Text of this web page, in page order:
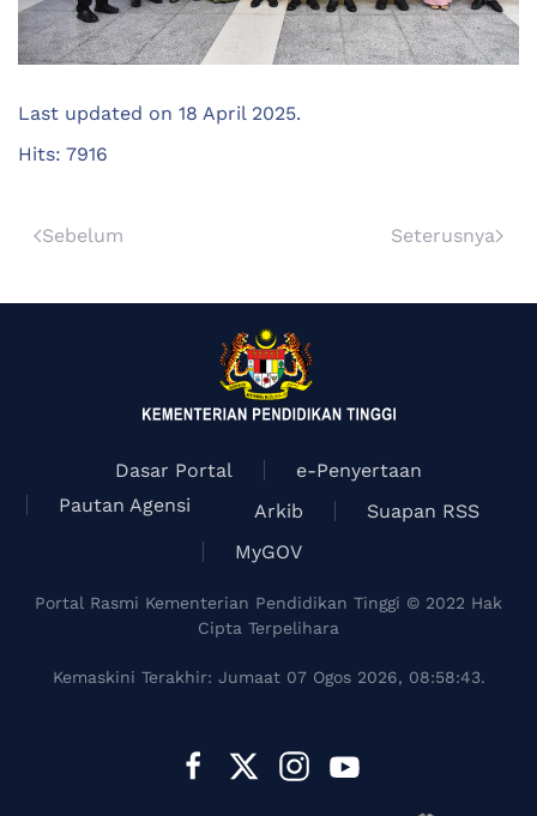
Last updated on 18 April 2025.
Hits: 7916
Sebelum Seterusnya
Dasar Portal
e-Penyertaan
Pautan Agensi
Arkib
Suapan RSS
MyGOV
Portal Rasmi Kementerian Pendidikan Tinggi © 2022 Hak
Cipta Terpelihara
Kemaskini Terakhir: Jumaat 07 Ogos 2026, 08:58:43.